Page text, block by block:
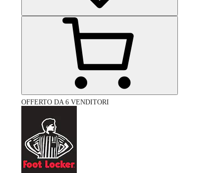
OFFERTO DA 6 VENDITORI